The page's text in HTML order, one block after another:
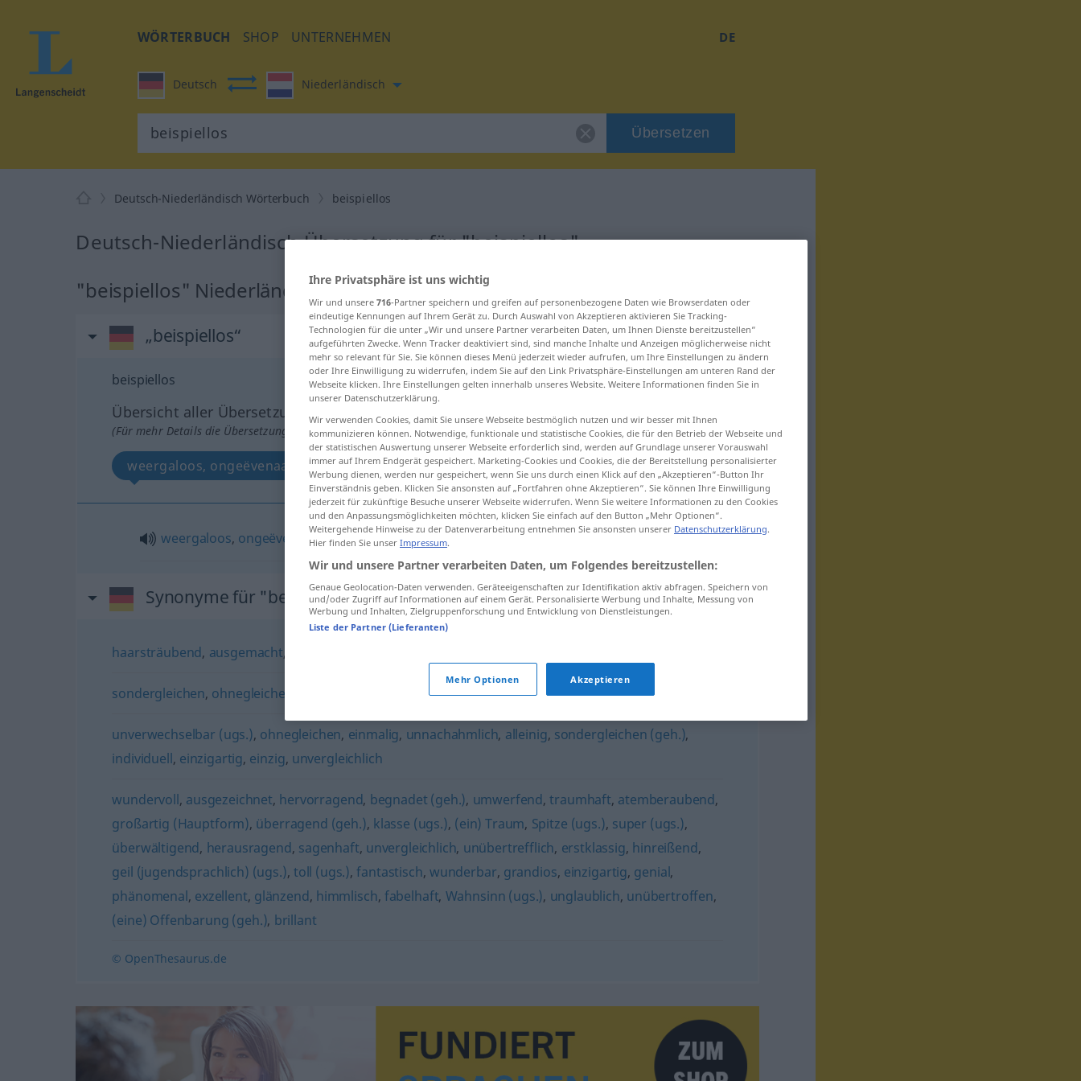
WÖRTERBUCH SHOP UNTERNEHMEN DE
Deutsch Niederländisch
Übersetzen
Deutsch-Niederländisch Wörterbuch beispiellos
Deutsch-Niederländisch Übersetzung für "beispiellos"
"beispiellos" Niederländisch Übersetzung
„beispiellos“
beispiellos
Übersicht aller Übersetzungen
(Für mehr Details die Übersetzung anklicken/antippen)
weergaloos, ongeëvenaard, ongekend
weergaloos, ongeëvenaard,ongekend beispiellos
Synonyme für "beispiellos"
haarsträubend, ausgemacht,
sondergleichen, ohnegleichen
unverwechselbar (ugs.), ohnegleichen, einmalig, unnachahmlich, alleinig, sondergleichen (geh.),
individuell, einzigartig, einzig, unvergleichlich
wundervoll, ausgezeichnet, hervorragend, begnadet (geh.), umwerfend,traumhaft, atemberaubend,
großartig (Hauptform), überragend (geh.), klasse (ugs.), (ein) Traum, Spitze (ugs.), super (ugs.),
überwältigend, herausragend, sagenhaft, unvergleichlich, unübertrefflich, erstklassig, hinreißend,
geil (jugendsprachlich) (ugs.), toll (ugs.),fantastisch, wunderbar, grandios, einzigartig, genial,
phänomenal, exzellent, glänzend, himmlisch, fabelhaft, Wahnsinn (ugs.), unglaublich, unübertroffen,
(eine) Offenbarung (geh.), brillant
© OpenThesaurus.de
Ihre Privatsphäre ist uns wichtig
Wir und unsere 716-Partner speichern und greifen auf personenbezogene Daten wie Browserdaten oder
eindeutige Kennungen auf Ihrem Gerät zu. Durch Auswahl von Akzeptieren aktivieren Sie Tracking-
Technologien für die unter „Wir und unsere Partner verarbeiten Daten, um Ihnen Dienste bereitzustellen“
aufgeführten Zwecke. Wenn Tracker deaktiviert sind, sind manche Inhalte und Anzeigen möglicherweise nicht
mehr so relevant für Sie. Sie können dieses Menü jederzeit wieder aufrufen, um Ihre Einstellungen zu ändern
oder Ihre Einwilligung zu widerrufen, indem Sie auf den Link Privatsphäre-Einstellungen am unteren Rand der
Webseite klicken. Ihre Einstellungen gelten innerhalb unseres Website. Weitere Informationen finden Sie in
unserer Datenschutzerklärung.
Wir verwenden Cookies, damit Sie unsere Webseite bestmöglich nutzen und wir besser mit Ihnen
kommunizieren können. Notwendige, funktionale und statistische Cookies, die für den Betrieb der Webseite und
der statistischen Auswertung unserer Webseite erforderlich sind, werden auf Grundlage unserer Vorauswahl
immer auf Ihrem Endgerät gespeichert. Marketing-Cookies und Cookies, die der Bereitstellung personalisierter
Werbung dienen, werden nur gespeichert, wenn Sie uns durch einen Klick auf den „Akzeptieren“-Button Ihr
Einverständnis geben. Klicken Sie ansonsten auf „Fortfahren ohne Akzeptieren“. Sie können Ihre Einwilligung
jederzeit für zukünftige Besuche unserer Webseite widerrufen. Wenn Sie weitere Informationen zu den Cookies
und den Anpassungsmöglichkeiten möchten, klicken Sie einfach auf den Button „Mehr Optionen“.
Weitergehende Hinweise zu der Datenverarbeitung entnehmen Sie ansonsten unserer Datenschutzerklärung.
Hier finden Sie unser Impressum.
Wir und unsere Partner verarbeiten Daten, um Folgendes bereitzustellen:
Genaue Geolocation-Daten verwenden. Geräteeigenschaften zur Identifikation aktiv abfragen. Speichern von
und/oder Zugriff auf Informationen auf einem Gerät. Personalisierte Werbung und Inhalte, Messung von
Werbung und Inhalten, Zielgruppenforschung und Entwicklung von Dienstleistungen.
Liste der Partner (Lieferanten)
Mehr Optionen Akzeptieren